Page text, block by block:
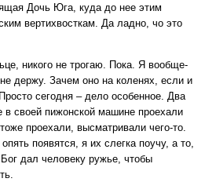
Дочь Юга, куда до нее этим
вертихвосткам. Да ладно, чо это
никого не трогаю. Пока. Я вообще-
держу. Зачем оно на коленях, если и
сегодня – дело особенное. Два
в своей пижонской машине проехали
проехали, высматривали чего-то.
появятся, я их слегка поучу, а то,
дал человеку ружье, чтобы